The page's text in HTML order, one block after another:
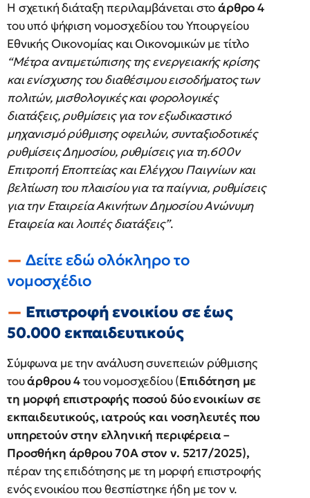
Η σχετική διάταξη περιλαμβάνεται στοάρθρο 4
του υπό ψήφιση νομοσχεδίου του Υπουργείου
Εθνικής Οικονομίας και Οικονομικών με τίτλο
“Μέτρα αντιμετώπισης της ενεργειακής κρίσης
και ενίσχυσης του διαθέσιμου εισοδήματος των
πολιτών, μισθολογικές και φορολογικές
διατάξεις, ρυθμίσεις για τον εξωδικαστικό
μηχανισμό ρύθμισης οφειλών, συνταξιοδοτικές
ρυθμίσεις Δημοσίου, ρυθμίσεις για τη.600ν
Επιτροπή Εποπτείας και Ελέγχου Παιγνίων και
βελτίωση του πλαισίου για τα παίγνια, ρυθμίσεις
για την Εταιρεία Ακινήτων Δημοσίου Ανώνυμη
Εταιρεία και λοιπές διατάξεις”.
Δείτε εδώ ολόκληρο το
νομοσχέδιο
Επιστροφή ενοικίου σε έως
50.000 εκπαιδευτικούς
Σύμφωνα με την ανάλυση συνεπειών ρύθμισης
τουάρθρου 4του νομοσχεδίου (Επιδότηση με
τη μορφή επιστροφής ποσού δύο ενοικίων σε
εκπαιδευτικούς, ιατρούς και νοσηλευτές που
υπηρετούν στην ελληνική περιφέρεια –
Προσθήκη άρθρου 70Α στον ν. 5217/2025),
πέραν της επιδότησης με τη μορφή επιστροφής
ενός ενοικίου που θεσπίστηκε ήδη με τον ν.